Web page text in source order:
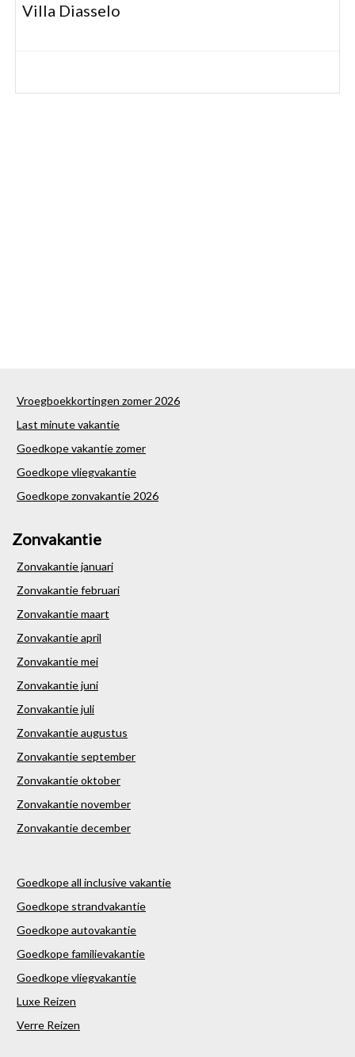
Villa Diasselo
Vroegboekkortingen zomer 2026
Last minute vakantie
Goedkope vakantie zomer
Goedkope vliegvakantie
Goedkope zonvakantie 2026
Zonvakantie
Zonvakantie januari
Zonvakantie februari
Zonvakantie maart
Zonvakantie april
Zonvakantie mei
Zonvakantie juni
Zonvakantie juli
Zonvakantie augustus
Zonvakantie september
Zonvakantie oktober
Zonvakantie november
Zonvakantie december
Goedkope all inclusive vakantie
Goedkope strandvakantie
Goedkope autovakantie
Goedkope familievakantie
Goedkope vliegvakantie
Luxe Reizen
Verre Reizen